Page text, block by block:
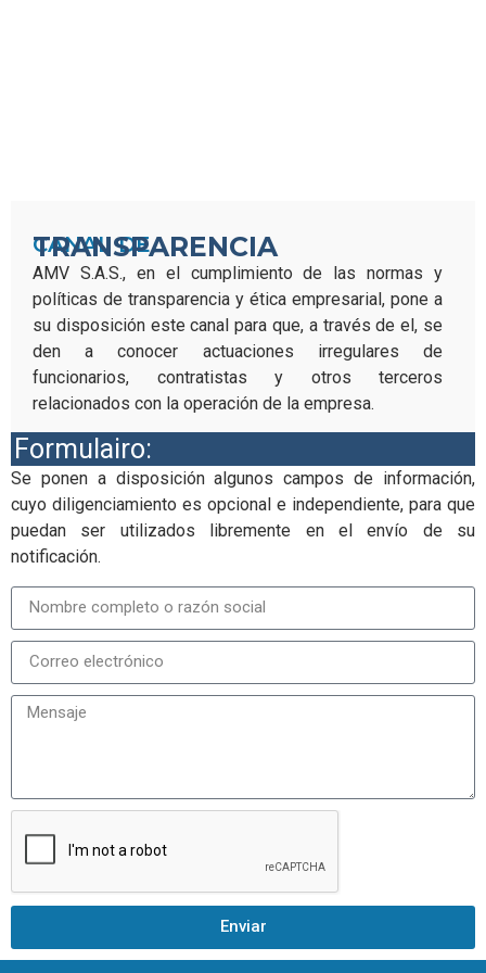
CANAL DE
TRANSPARENCIA
AMV S.A.S., en el cumplimiento de las normas y
políticas de transparencia y ética empresarial, pone a
su disposición este canal para que, a través de el, se
den a conocer actuaciones irregulares de
funcionarios, contratistas y otros terceros
relacionados con la operación de la empresa.
Formulairo:
Se ponen a disposición algunos campos de información,
cuyo diligenciamiento es opcional e independiente, para que
puedan ser utilizados libremente en el envío de su
notificación.
Enviar